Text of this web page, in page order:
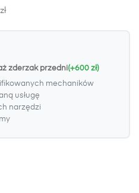
zderzak przedni(+600 zł)
mechaników
usługę
narzędzi